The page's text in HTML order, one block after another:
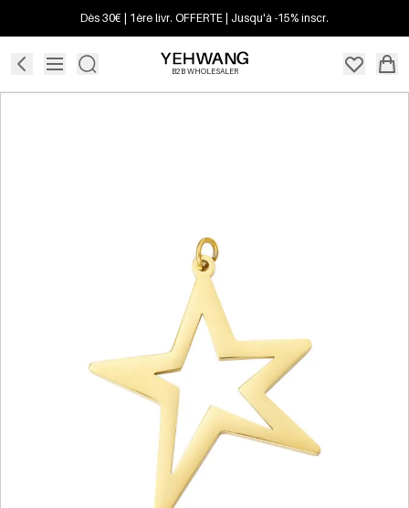
Dès 30€ | 1ère livr. OFFERTE | Jusqu'à -15% inscr.
B2B WHOLESALER